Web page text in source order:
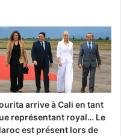
arrive à Cali en tant
représentant royal… Le
est présent lors de